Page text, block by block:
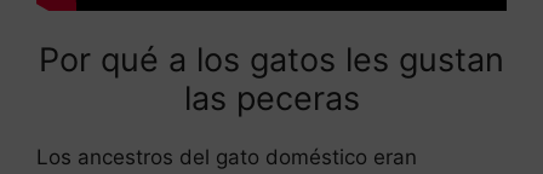
Por qué a los gatos les gustan
las peceras
Los ancestros del gato doméstico eran